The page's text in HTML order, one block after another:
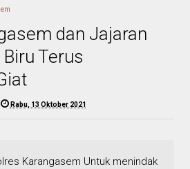
dan Jajaran
Terus
Rabu, 13 Oktober 2021
Karangasem Untuk menindak